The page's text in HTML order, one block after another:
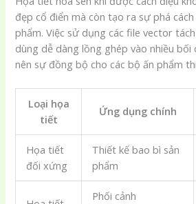
đẹp cổ điển mà còn tạo ra sự phá cách
phẩm. Việc sử dụng các file vector
dùng dễ dàng lồng ghép vào nhiều bối
nên sự đồng bộ cho các bộ ấn phẩm
Loại họa
tiết
Ứng dụng chính
Họa tiết
đối xứng
Thiết kế bao bì sản
phẩm
Phối cảnh